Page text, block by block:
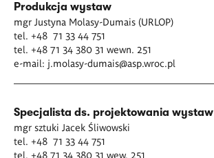
Produkcja wystaw
mgr Justyna Molasy-Dumais (URLOP)
tel. +48 71 33 44 751
tel. +48 71 34 380 31 wewn. 251
e-mail: j.molasy-dumais@asp.wroc.pl
Specjalista ds. projektowania wystaw
mgr sztuki Jacek Śliwowski
tel. +48 71 33 44 751
tel. +48 71 34 380 31 wew. 251